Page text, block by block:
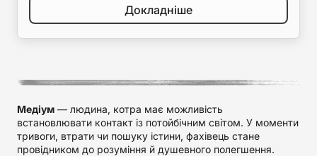
Докладніше
Медіум — людина, котра має можливість
встановлювати контакт із потойбічним світом. У моменти
тривоги, втрати чи пошуку істини, фахівець стане
провідником до розуміння й душевного полегшення.